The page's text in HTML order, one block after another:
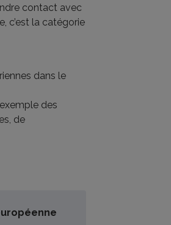
contact avec
c’est la catégorie
dans le
des
de